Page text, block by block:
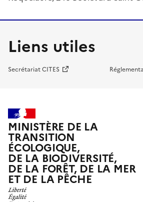
Liens utiles
Secrétariat CITES
MINISTÈRE DE LA
TRANSITION
ÉCOLOGIQUE,
DE LA BIODIVERSITÉ,
DE LA FORÊT, DE LA MER
ET DE LA PÊCHE